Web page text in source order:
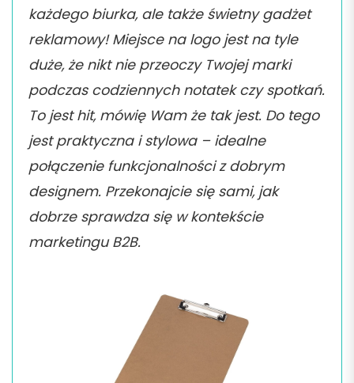
każdego biurka, ale także świetny gadżet
reklamowy! Miejsce na logo jest na tyle
duże, że nikt nie przeoczy Twojej marki
podczas codziennych notatek czy spotkań.
To jest hit, mówię Wam że tak jest. Do tego
jest praktyczna i stylowa – idealne
połączenie funkcjonalności z dobrym
designem. Przekonajcie się sami, jak
dobrze sprawdza się w kontekście
marketingu B2B.